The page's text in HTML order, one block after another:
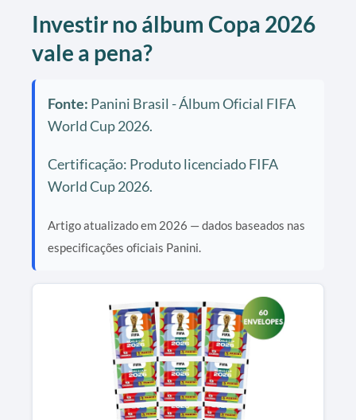
Investir no álbum Copa 2026
vale a pena?
Fonte: Panini Brasil - Álbum Oficial FIFA
World Cup 2026.
Certificação: Produto licenciado FIFA
World Cup 2026.
Artigo atualizado em 2026 — dados baseados nas
especificações oficiais Panini.